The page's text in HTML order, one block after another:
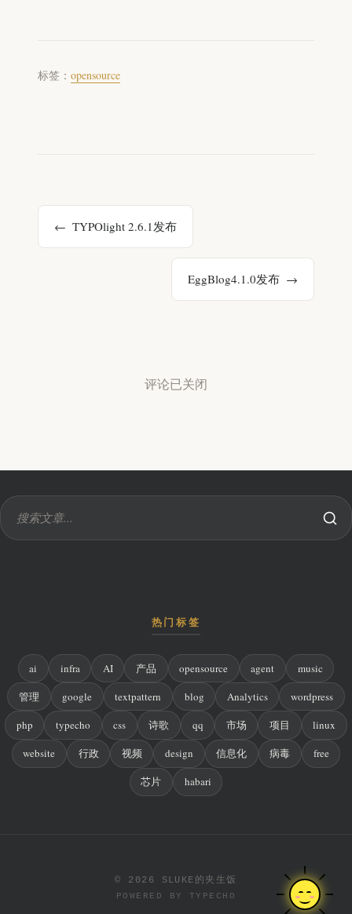
标签： opensource
TYPOlight 2.6.1发布
EggBlog4.1.0发布
评论已关闭
热门标签
ai infra AI 产品 opensource agent music
管理 google textpattern blog Analytics wordpress
php typecho css 诗歌 qq 市场 项目 linux
website 行政 视频 design 信息化 病毒 free
芯片 habari
© 2026 SLUKE的夹生饭
POWERED BY TYPECHO